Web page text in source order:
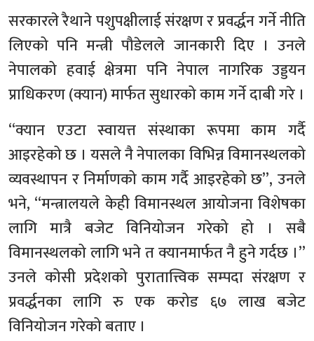
सरकारले रैथाने पशुपक्षीलाई संरक्षण र प्रवर्द्धन गर्ने नीति
लिएको पनि मन्त्री पौडेलले जानकारी दिए । उनले
नेपालको हवाई क्षेत्रमा पनि नेपाल नागरिक उड्डयन
प्राधिकरण (क्यान) मार्फत सुधारको काम गर्ने दाबी गरे ।
“क्यान एउटा स्वायत्त संस्थाका रूपमा काम गर्दै
आइरहेको छ । यसले नै नेपालका विभिन्न विमानस्थलको
व्यवस्थापन र निर्माणको काम गर्दै आइरहेको छ”, उनले
भने, “मन्त्रालयले केही विमानस्थल आयोजना विशेषका
लागि मात्रै बजेट विनियोजन गरेको हो । सबै
विमानस्थलको लागि भने त क्यानमार्फत नै हुने गर्दछ ।”
उनले कोसी प्रदेशको पुरातात्त्विक सम्पदा संरक्षण र
प्रवर्द्धनका लागि रु एक करोड ६७ लाख बजेट
विनियोजन गरेको बताए ।